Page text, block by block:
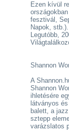
Ezen kívül
fesztivál,
Napok, stb.).
Legutóbb,
Shannon
A
Shannon
ihletésére
látványos
balett, a
sztepp
varázslatos